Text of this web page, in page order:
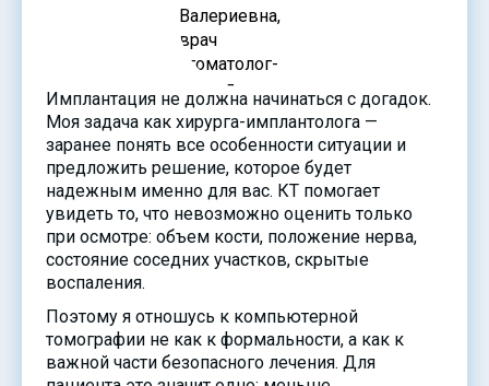
Имплантация не должна начинаться с догадок.
Моя задача как хирурга-имплантолога —
заранее понять все особенности ситуации и
предложить решение, которое будет
надежным именно для вас. КТ помогает
увидеть то, что невозможно оценить только
при осмотре: объем кости, положение нерва,
состояние соседних участков, скрытые
воспаления.
Поэтому я отношусь к компьютерной
томографии не как к формальности, а как к
важной части безопасного лечения. Для